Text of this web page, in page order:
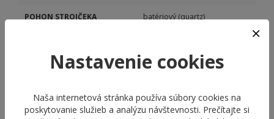
POHON STROJČEKA batériový (quartz)
KALIBER STROJČEKA M762
Nastavenie cookies
Naša internetová stránka používa súbory cookies na
poskytovanie služieb a analýzu návštevnosti. Prečítajte si